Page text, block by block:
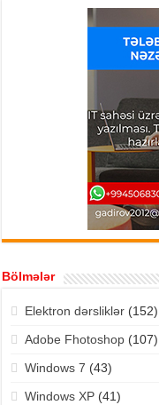
Bölmələr
Elektron dərsliklər(152)
Adobe Fhotoshop(107)
Windows 7 (43)
Windows XP(41)